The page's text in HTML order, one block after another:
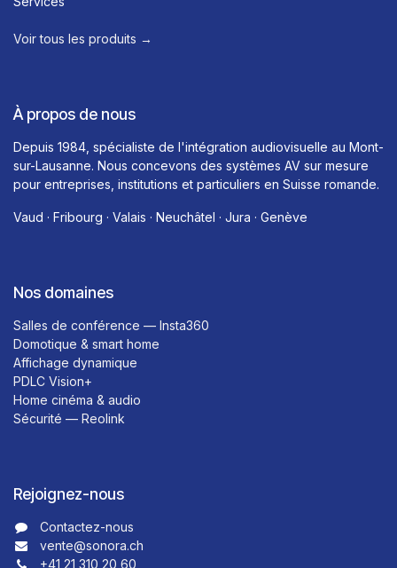
Voir tous les produits →​
À propos de nous
Depuis 1984, spécialiste de l'intégration audiovisuelle au Mont-
sur-Lausanne. Nous concevons des systèmes AV sur mesure
pour entreprises, institutions et particuliers en Suisse romande.
Vaud · Fribourg · Valais · Neuchâtel · Jura · Genève
Nos domaines
Salles de conférence — Insta360
Domotique & smart home
Affichage dynamique
PDLC Vision+
Home cinéma & audio
Sécurité — Reolink
Rejoignez-nous
Contactez-nous​​
vente@sonora.ch
+41 21 310 20 60